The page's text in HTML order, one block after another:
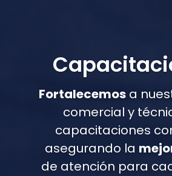
Fortalecemosa
comercial y
capacitaciones
asegurando la
de atención para